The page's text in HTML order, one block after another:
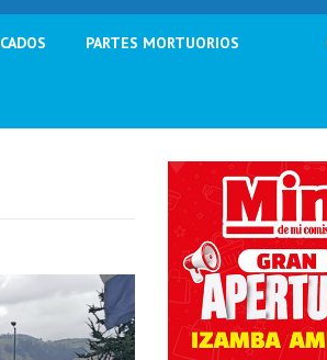
PARTES MORTUORIOS